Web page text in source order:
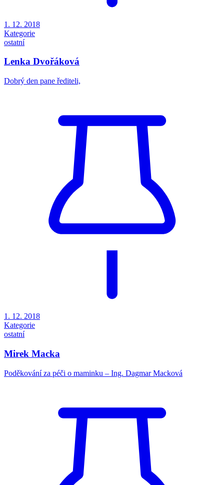
1. 12. 2018
Kategorie
ostatní
Lenka Dvořáková
Dobrý den pane řediteli,
1. 12. 2018
Kategorie
ostatní
Mirek Macka
Poděkování za péči o maminku – Ing. Dagmar Macková